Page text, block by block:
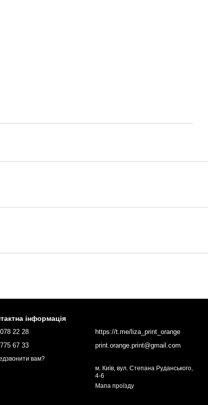
інформація
22 28
67 33
вам?
https://t.me/liza_print_orange
print.orange.print@gmail.com
м. Київ, вул. Степана Руданського,
4-6
Мапа проїзду